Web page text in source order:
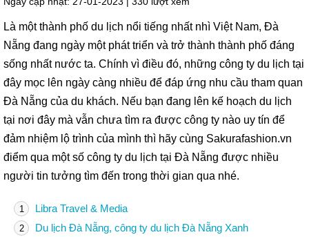
Là một thành phố du lịch nổi tiếng nhất nhì Việt Nam, Đà
Nẵng đang ngày một phát triển và trở thành thành phố đáng
sống nhất nước ta. Chính vì điều đó, những công ty du lịch tại
đây mọc lên ngày càng nhiều để đáp ứng nhu cầu tham quan
Đà Nẵng của du khách. Nếu bạn đang lên kế hoạch du lịch
tại nơi đây mà vẫn chưa tìm ra được công ty nào uy tín để
đảm nhiệm lộ trình của mình thì hãy cùng Sakurafashion.vn
điểm qua một số công ty du lịch tại Đà Nẵng được nhiều
người tin tưởng tìm đến trong thời gian qua nhé.
1 Libra Travel & Media
2 Du lịch Đà Nẵng, công ty du lịch Đà Nẵng Xanh